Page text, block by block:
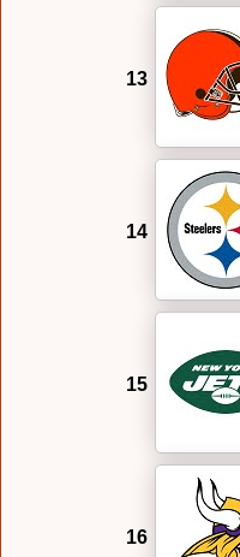
13
14
15
16